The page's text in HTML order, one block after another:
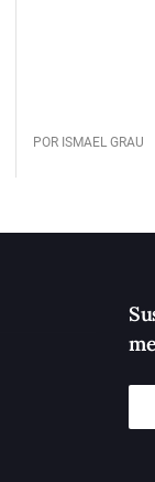
POR ISMAEL GRAU